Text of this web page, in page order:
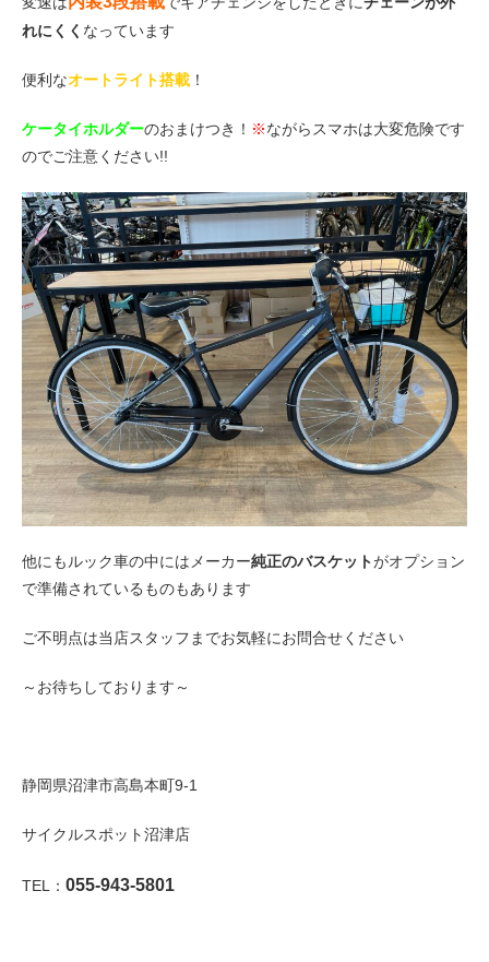
れにくく なっています
便利なオートライト搭載 ！
ケータイホルダーのおまけつき！ ※ながらスマホは大変危険です
のでご注意ください!!
他にもルック車の中にはメーカー純正のバスケットがオプション
で準備されているものもあります
ご不明点は当店スタッフまでお気軽にお問合せください
～お待ちしております～
静岡県沼津市高島本町9-1
サイクルスポット沼津店
TEL： 055-943-5801